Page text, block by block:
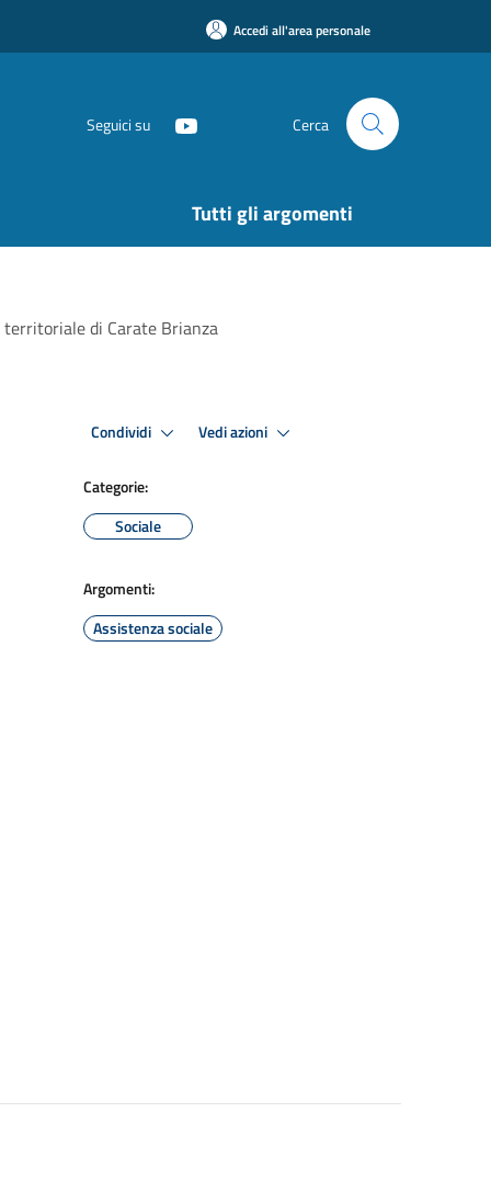
Accedi all'area personale
Seguici su Cerca
Tutti gli argomenti
di Carate Brianza
Condividi Vedi azioni
Categorie:
Sociale
Argomenti:
Assistenza sociale